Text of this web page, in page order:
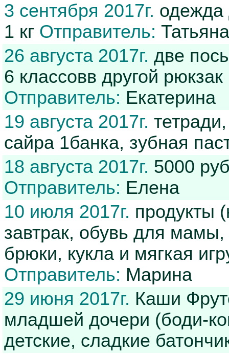
3 сентября 2017г. одежда
1 кг Отправитель: Татьяна
26 августа 2017г. две
6 классовв другой
Отправитель: Екатерина
19 августа 2017г.
сайра 1банка, зубная
18 августа 2017г. 5000
Отправитель: Елена
10 июля 2017г. продукты
завтрак, обувь для
брюки, кукла и мягкая
Отправитель: Марина
29 июня 2017г. Каши
младшей дочери (боди-
детские, сладкие